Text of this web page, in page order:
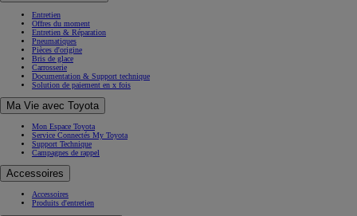
Entretien
Offres du moment
Entretien & Réparation
Pneumatiques
Pièces d'origine
Bris de glace
Carrosserie
Documentation & Support technique
Solution de paiement en x fois
Ma Vie avec Toyota
Mon Espace Toyota
Service Connectés My Toyota
Support Technique
Campagnes de rappel
Accessoires
Accessoires
Produits d'entretien